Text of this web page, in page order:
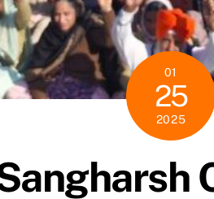
01
25
2025